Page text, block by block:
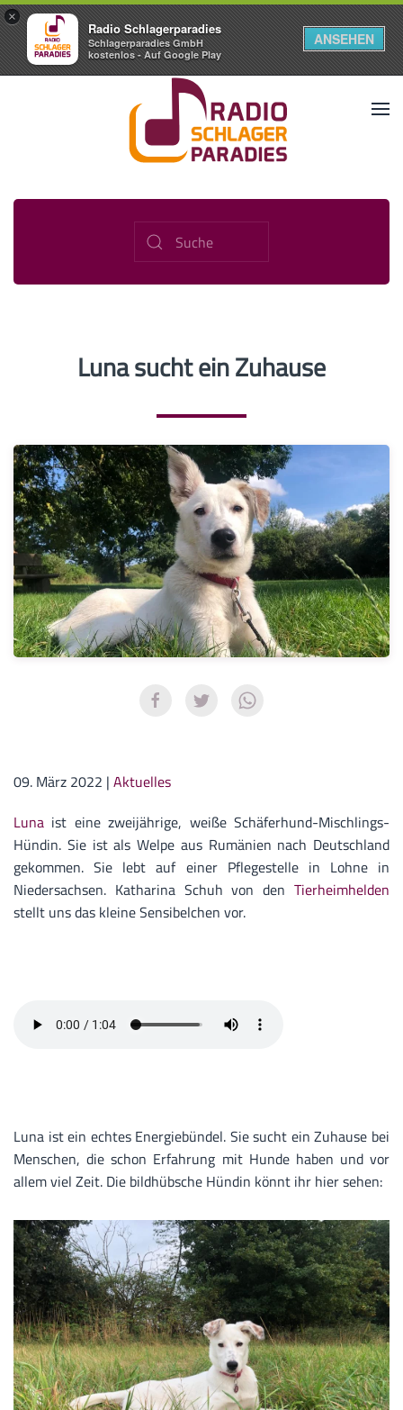
×
Radio Schlagerparadies
Schlagerparadies GmbH
kostenlos - Auf Google Play
ANSEHEN
Luna sucht ein Zuhause
09. März 2022 | Aktuelles
Luna ist eine zweijährige, weiße Schäferhund-Mischlings-
Hündin. Sie ist als Welpe aus Rumänien nach Deutschland
gekommen. Sie lebt auf einer Pflegestelle in Lohne in
Niedersachsen. Katharina Schuh von den Tierheimhelden
stellt uns das kleine Sensibelchen vor.
Luna ist ein echtes Energiebündel. Sie sucht ein Zuhause bei
Menschen, die schon Erfahrung mit Hunde haben und vor
allem viel Zeit. Die bildhübsche Hündin könnt ihr hier sehen: